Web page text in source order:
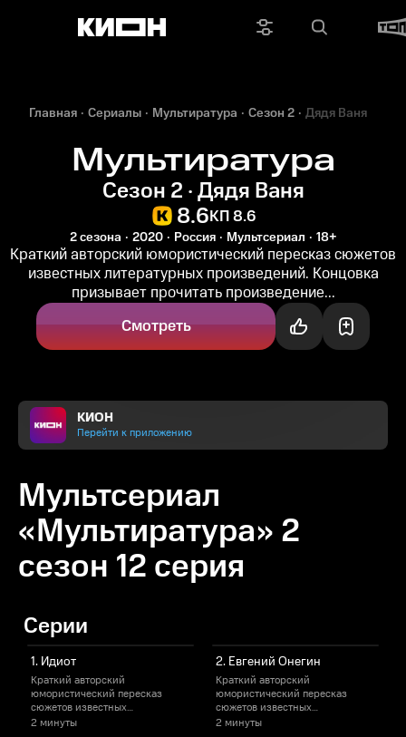
Главная Сериалы Мультиратура Сезон 2 Дядя Ваня
Мультиратура
Сезон 2 · Дядя Ваня
8.6КП 8.6
2 сезона 2020 Россия Мультсериал 18+
Краткий авторский юмористический пересказ сюжетов
известных литературных произведений. Концовка
призывает прочитать произведение...
Смотреть
КИОН
Перейти к приложению
Мультсериал
«Мультиратура» 2
сезон 12 серия
Серии
1. Идиот
Краткий авторский
юмористический пересказ
сюжетов известных
литературных произведений.
2 минуты
2. Евгений Онегин
Краткий авторский
юмористический пересказ
сюжетов известных
литературных произведений.
2 минуты